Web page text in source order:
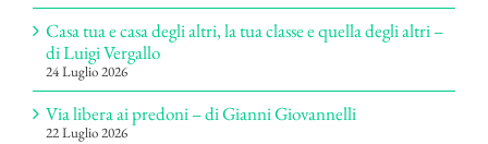
Casa tua e casa degli altri, la tua classe e quella degli altri –
di Luigi Vergallo
24 Luglio 2026
Via libera ai predoni – di Gianni Giovannelli
22 Luglio 2026